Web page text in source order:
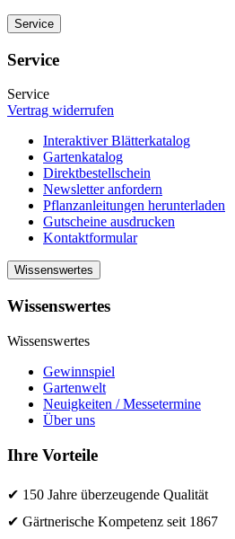
Service
Service
Service
Vertrag widerrufen
Interaktiver Blätterkatalog
Gartenkatalog
Direktbestellschein
Newsletter anfordern
Pflanzanleitungen herunterladen
Gutscheine ausdrucken
Kontaktformular
Wissenswertes
Wissenswertes
Wissenswertes
Gewinnspiel
Gartenwelt
Neuigkeiten / Messetermine
Über uns
Ihre Vorteile
✔ 150 Jahre überzeugende Qualität
✔ Gärtnerische Kompetenz seit 1867